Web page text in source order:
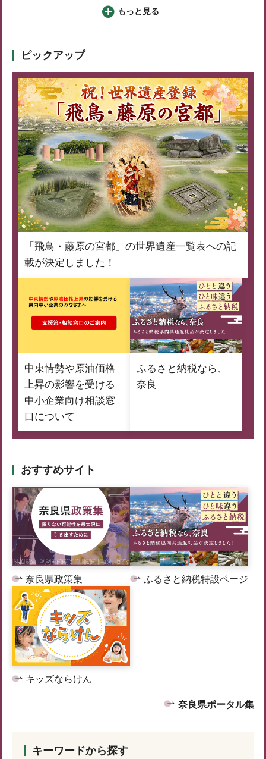
もっと見る
ピックアップ
「飛鳥・藤原の宮都」の世界遺産一覧表への記
載が決定しました！
中東情勢や原油価格
上昇の影響を受ける
中小企業向け相談窓
口について
ふるさと納税なら、
奈良
おすすめサイト
奈良県政策集 ふるさと納税特設ページ
キッズならけん
奈良県ポータル集
キーワードから探す